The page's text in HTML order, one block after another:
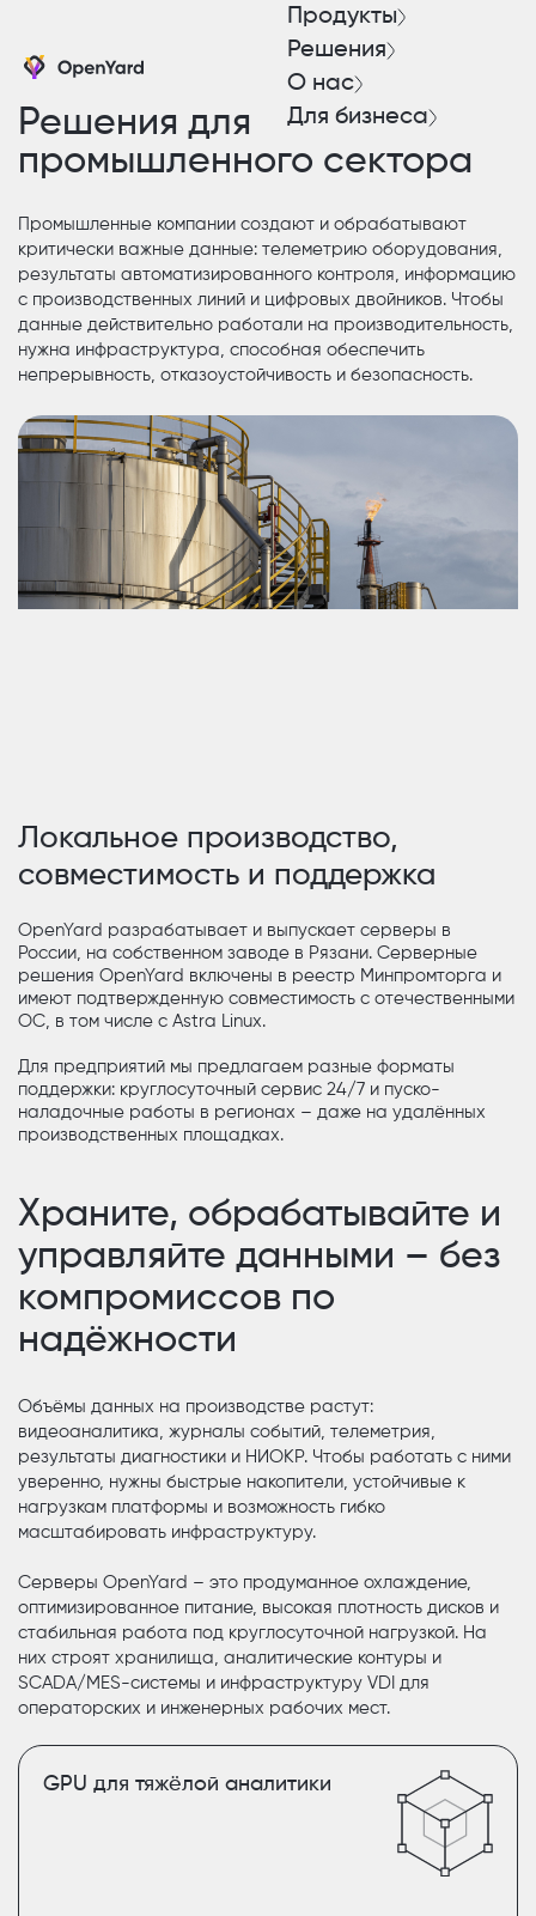
Продукты
Решения
О нас
Для бизнеса
Решения для
промышленного сектора
Промышленные компании создают и обрабатывают
критически важные данные: телеметрию оборудования,
результаты автоматизированного контроля, информацию
с производственных линий и цифровых двойников. Чтобы
данные действительно работали на производительность,
нужна инфраструктура, способная обеспечить
непрерывность, отказоустойчивость и безопасность.
Локальное производство,
совместимость и поддержка
OpenYard разрабатывает и выпускает серверы в
России, на собственном заводе в Рязани. Серверные
решения OpenYard включены в реестр Минпромторга и
имеют подтвержденную совместимость с отечественными
ОС, в том числе с Astra Linux.
Для предприятий мы предлагаем разные форматы
поддержки: круглосуточный сервис 24/7 и пуско-
наладочные работы в регионах – даже на удалённых
производственных площадках.
Храните, обрабатывайте и
управляйте данными – без
компромиссов по
надёжности
Объёмы данных на производстве растут:
видеоаналитика, журналы событий, телеметрия,
результаты диагностики и НИОКР. Чтобы работать с ними
уверенно, нужны быстрые накопители, устойчивые к
нагрузкам платформы и возможность гибко
масштабировать инфраструктуру.
Серверы OpenYard – это продуманное охлаждение,
оптимизированное питание, высокая плотность дисков и
стабильная работа под круглосуточной нагрузкой. На
них строят хранилища, аналитические контуры и
SCADA/MES-системы и инфраструктуру VDI для
операторских и инженерных рабочих мест.
GPU для тяжёлой аналитики